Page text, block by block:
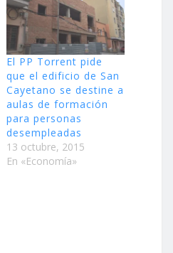
El PP Torrent pide
que el edificio de San
Cayetano se destine a
aulas de formación
para personas
desempleadas
13 octubre, 2015
En «Economía»